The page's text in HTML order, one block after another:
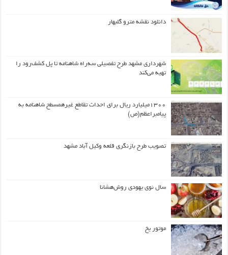
دانلود نقشه مترو گلبهار
شهرداری مشهد طرح تفصیلی سه‌راه شاهنامه تا پل کشف‌رود را
تهیه می‌کند
۱۳۰۰میلیارد ریال برای احداث تقاطع غیرهمسطح شاهنامه به
پیامبراعظم(ص)
تصویب طرح بازنگری قلعه وکیل آباد مشهد
سال نوی یهودی روش‌هشانا
موتور یخ